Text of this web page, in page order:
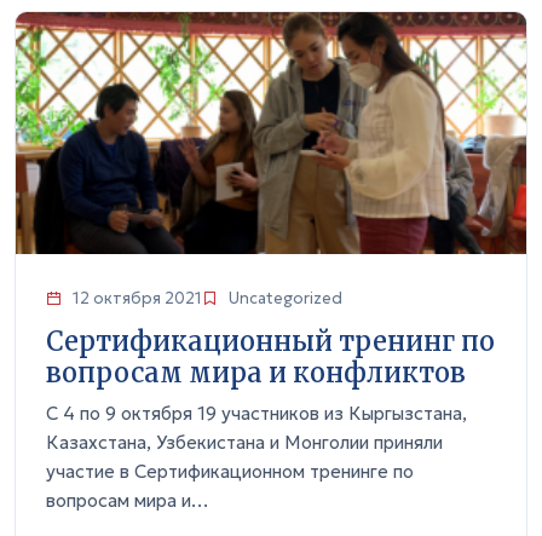
12 октября 2021 Uncategorized
Сертификационный тренинг по
вопросам мира и конфликтов
С 4 по 9 октября 19 участников из Кыргызстана,
Казахстана, Узбекистана и Монголии приняли
участие в Сертификационном тренинге по
вопросам мира и…